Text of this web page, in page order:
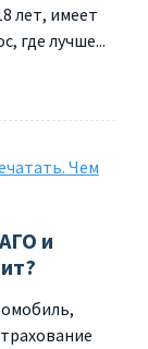
лет, имеет
где лучше...
и